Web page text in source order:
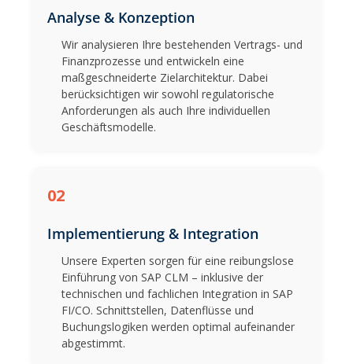
Analyse & Konzeption
Wir analysieren Ihre bestehenden Vertrags- und
Finanzprozesse und entwickeln eine
maßgeschneiderte Zielarchitektur. Dabei
berücksichtigen wir sowohl regulatorische
Anforderungen als auch Ihre individuellen
Geschäftsmodelle.
02
Implementierung & Integration
Unsere Experten sorgen für eine reibungslose
Einführung von SAP CLM – inklusive der
technischen und fachlichen Integration in SAP
FI/CO. Schnittstellen, Datenflüsse und
Buchungslogiken werden optimal aufeinander
abgestimmt.